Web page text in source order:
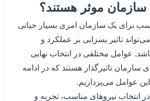
موثر هستند؟
برای یک سازمان امری بسیار حیاتی
تاثیر بسزایی بر عملکرد و
عوامل مختلفی در انتخاب نهایی
سازمان تاثیرگذار هستند که در ادامه
عوامل می‌پردازیم.
انتخاب نیروهای مناسب، تجربه و